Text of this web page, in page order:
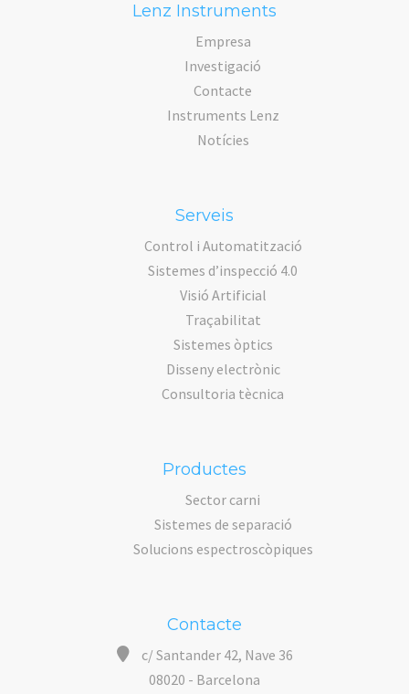
Lenz Instruments
Empresa
Investigació
Contacte
Instruments Lenz
Notícies
Serveis
Control i Automatització
Sistemes d’inspecció 4.0
Visió Artificial
Traçabilitat
Sistemes òptics
Disseny electrònic
Consultoria tècnica
Productes
Sector carni
Sistemes de separació
Solucions espectroscòpiques
Contacte
c/ Santander 42, Nave 36
08020 - Barcelona